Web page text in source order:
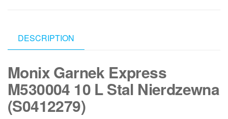
DESCRIPTION
Monix Garnek Express
M530004 10 L Stal Nierdzewna
(S0412279)